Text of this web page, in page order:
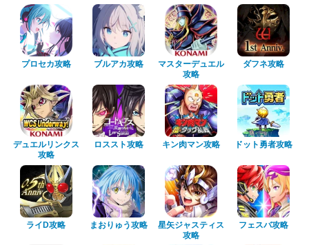
プロセカ攻略 ブルアカ攻略
マスターデュエル
攻略
ダフネ攻略
デュエルリンクス
攻略
ロススト攻略 キン肉マン攻略 ドット勇者攻略
ライD攻略 まおりゅう攻略
星矢ジャスティス
攻略
フェスバ攻略